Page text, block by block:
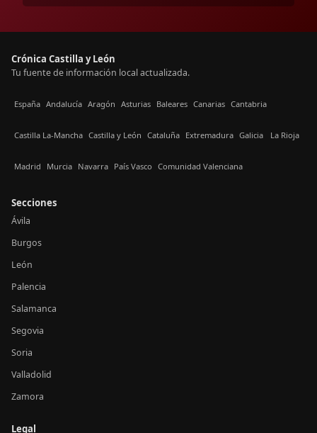
Crónica Castilla y León
Tu fuente de información local actualizada.
España Andalucía Aragón Asturias Baleares Canarias Cantabria
Castilla La-Mancha Castilla y León Cataluña Extremadura Galicia La Rioja
Madrid Murcia Navarra País Vasco Comunidad Valenciana
Secciones
Ávila
Burgos
León
Palencia
Salamanca
Segovia
Soria
Valladolid
Zamora
Legal